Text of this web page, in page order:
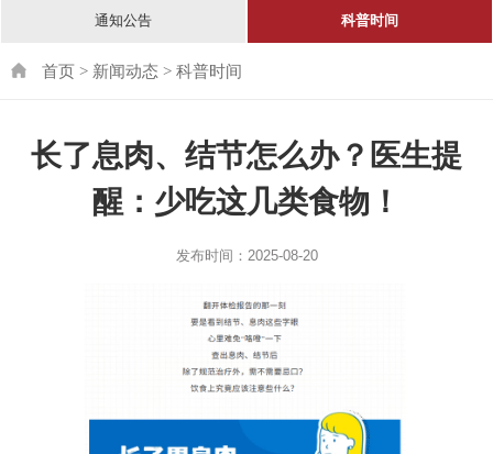
通知公告 科普时间
首页 > 新闻动态 > 科普时间
长了息肉、结节怎么办？医生提
醒：少吃这几类食物！
发布时间：2025-08-20